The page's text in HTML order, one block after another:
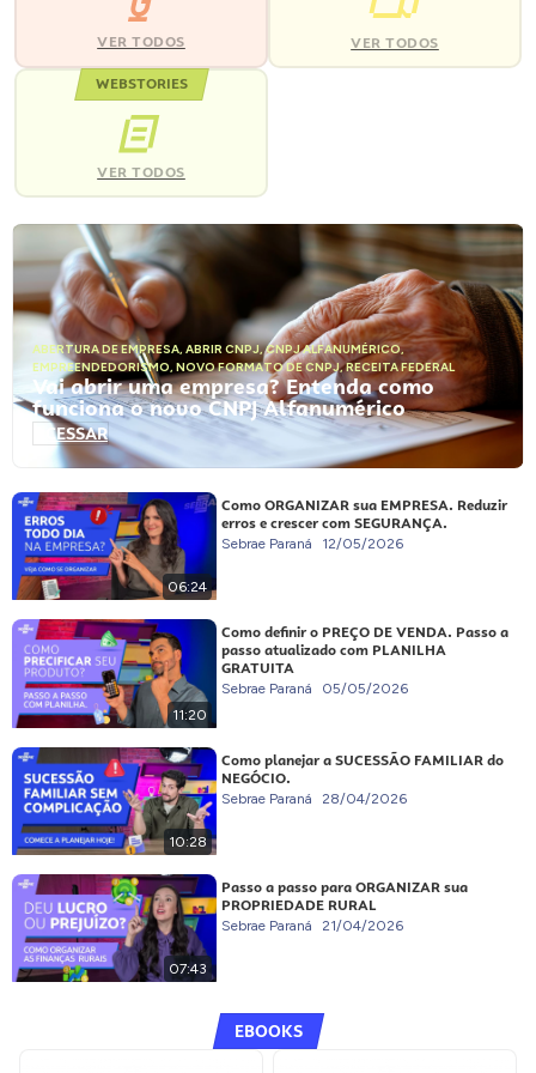
VER TODOS VER TODOS
WEBSTORIES
VER TODOS
ABERTURA DE EMPRESA, ABRIR CNPJ,CNPJ ALFANUMÉRICO,
EMPREENDEDORISMO, NOVO FORMATO DE CNPJ,RECEITA FEDERAL
Vai abrir uma empresa? Entenda como
funciona o novo CNPJ Alfanumérico
ACESSAR
06:24
Como ORGANIZAR sua EMPRESA. Reduzir
erros e crescer com SEGURANÇA.
Sebrae Paraná 12/05/2026
11:20
Como definir o PREÇO DE VENDA. Passo a
passo atualizado com PLANILHA
GRATUITA
Sebrae Paraná 05/05/2026
10:28
Como planejar a SUCESSÃO FAMILIAR do
NEGÓCIO.
Sebrae Paraná 28/04/2026
07:43
Passo a passo para ORGANIZAR sua
PROPRIEDADE RURAL
Sebrae Paraná 21/04/2026
EBOOKS